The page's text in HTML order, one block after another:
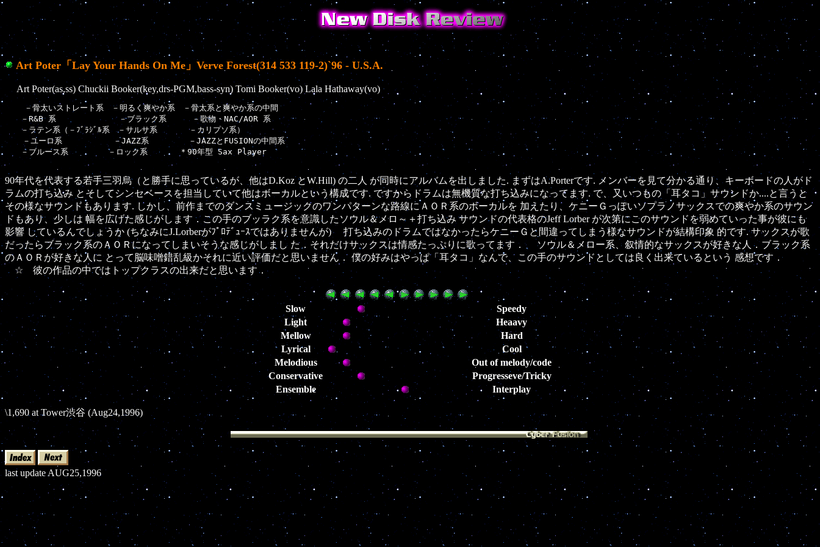
Art Poter「Lay Your Hands On Me」Verve Forest(314 533 119-2)`96 - U.S.A.
Art Poter(as,ss) Chuckii Booker(key,drs-PGM,bass-syn) Tomi Booker(vo) Lala Hathaway(vo)
    －骨太いストレート系　－明るく爽やか系　－骨太系と爽やか系の中間
－R&B 系        　　　－ブラック系  　　－歌物・NAC/AOR 系
－ラテン系（－ﾌﾞﾗｼﾞﾙ系　－サルサ系　　　　－カリプソ系）
  　－ユーロ系　　  　　  －JAZZ系　　　　　－JAZZとFUSIONの中間系
－ブルース系　　　　　－ロック系　　　　＊90年型 Sax Player
90年代を代表する若手三羽烏（と勝手に思っているが、他はD.Koz とW.Hill) の二人 が同時にアルバムを出しました. まずはA.Porterです. メンバーを見て分かる通り、キーボードの人がド
ラムの打ち込み とそしてシンセベースを担当していて他はボーカルという構成です. ですからドラムは無機質な打ち込みになってます. で、又いつもの「耳タコ」サウンドか....と言うと
その様なサウンドもあります. しかし、前作までのダンスミュージックのワンパターンな路線にＡＯＲ系のボーカルを 加えたり、ケニーＧっぽいソプラノサックスでの爽やか系のサウン
ドもあり、少しは 幅を広げた感じがします．この手のブッラク系を意識したソウル＆メロ～＋打ち込み サウンドの代表格のJeff Lorber が次第にこのサウンドを弱めていった事が彼にも
影響 しているんでしょうか (ちなみにJ.Lorberがﾌﾟﾛﾃﾞｭｰｽではありませんが) 打ち込みのドラムではなかったらケニーＧと間違ってしまう様なサウンドが結構印象 的です. サックスが歌
だったらブラック系のＡＯＲになってしまいそうな感じがしまし た．それだけサックスは情感たっぷりに歌ってます． ソウル＆メロー系、叙情的なサックスが好きな人．ブラック系
のＡＯＲが好きな人に とって脳味噌錯乱級かそれに近い評価だと思いません． 僕の好みはやっぱ「耳タコ」なんで、この手のサウンドとしては良く出来ているという 感想です．
☆ 彼の作品の中ではトップクラスの出来だと思います．
Slow
Speedy
Light
Heaavy
Mellow
Hard
Lyrical
Cool
Melodious
Out of melody/code
Conservative
Progresseve/Tricky
Ensemble
Interplay
\1,690 at Tower渋谷 (Aug24,1996)
last update AUG25,1996